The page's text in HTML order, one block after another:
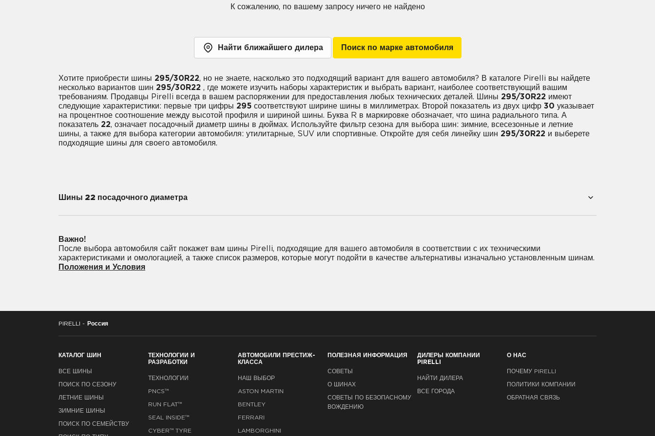
К сожалению, по вашему запросу ничего не найдено
Найти ближайшего дилера Поиск по марке автомобиля
Хотите приобрести шины 295/30R22, но не знаете, насколько это подходящий вариант для вашего автомобиля? В каталоге Pirelli вы найдете
несколько вариантов шин 295/30R22 , где можете изучить наборы характеристик и выбрать вариант, наиболее соответствующий вашим
требованиям. Продавцы Pirelli всегда в вашем распоряжении для предоставления любых технических деталей. Шины 295/30R22 имеют
следующие характеристики: первые три цифры 295 соответствуют ширине шины в миллиметрах. Второй показатель из двух цифр 30 указывает
на процентное соотношение между высотой профиля и шириной шины. Буква R в маркировке обозначает, что шина радиального типа. А
показатель 22, означает посадочный диаметр шины в дюймах. Используйте фильтр сезона для выбора шин: зимние, всесезонные и летние
шины, а также для выбора категории автомобиля: утилитарные, SUV или спортивные. Откройте для себя линейку шин 295/30R22 и выберете
подходящие шины для своего автомобиля.
Шины 22 посадочного диаметра
285/40R22
325/40R22 325/55R22
Важно!
После выбора автомобиля сайт покажет вам шины Pirelli, подходящие для вашего автомобиля в соответствии с их техническими
характеристиками и омологацией, а также список размеров, которые могут подойти в качестве альтернативы изначально установленным шинам.
Положения и Условия
PIRELLI - Россия
КАТАЛОГ ШИН
ВСЕ ШИНЫ
ПОИСК ПО СЕЗОНУ
ЛЕТНИЕ ШИНЫ
ЗИМНИЕ ШИНЫ
ПОИСК ПО СЕМЕЙСТВУ
ТЕХНОЛОГИИ И
РАЗРАБОТКИ
ТЕХНОЛОГИИ
PNCS™
RUN FLAT™
SEAL INSIDE™
CYBER™ TYRE
АВТОМОБИЛИ ПРЕСТИЖ-
КЛАССА
НАШ ВЫБОР
ASTON MARTIN
BENTLEY
FERRARI
LAMBORGHINI
ПОЛЕЗНАЯ ИНФОРМАЦИЯ
СОВЕТЫ
О ШИНАХ
СОВЕТЫ ПО БЕЗОПАСНОМУ
ВОЖДЕНИЮ
ДИЛЕРЫ КОМПАНИИ
PIRELLI
НАЙТИ ДИЛЕРА
ВСЕ ГОРОДА
О НАС
ПОЧЕМУ PIRELLI
ПОЛИТИКИ КОМПАНИИ
ОБРАТНАЯ СВЯЗЬ